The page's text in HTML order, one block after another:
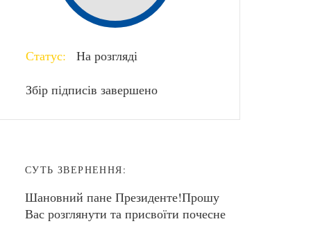
Статус: На розгляді
Збір підписів завершено
СУТЬ ЗВЕРНЕННЯ:
Шановний пане Президенте!Прошу
Вас розглянути та присвоїти почесне